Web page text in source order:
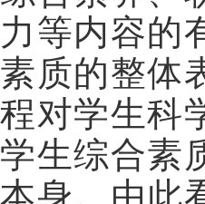
力等内容的
素质的整体
程对学生科
学生综合素
本身。由此